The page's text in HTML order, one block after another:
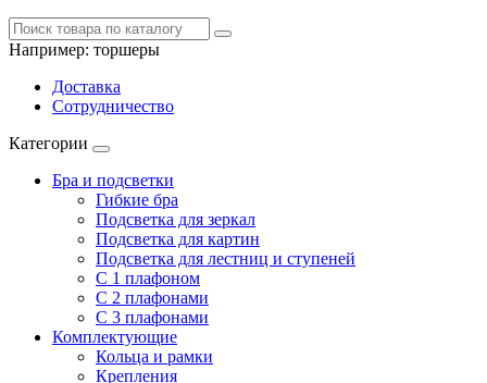
Например: торшеры
Доставка
Сотрудничество
Категории
Бра и подсветки
Гибкие бра
Подсветка для зеркал
Подсветка для картин
Подсветка для лестниц и ступеней
С 1 плафоном
С 2 плафонами
С 3 плафонами
Комплектующие
Кольца и рамки
Крепления